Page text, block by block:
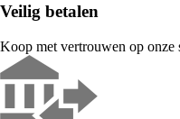
Veilig betalen
Koop met vertrouwen op onze